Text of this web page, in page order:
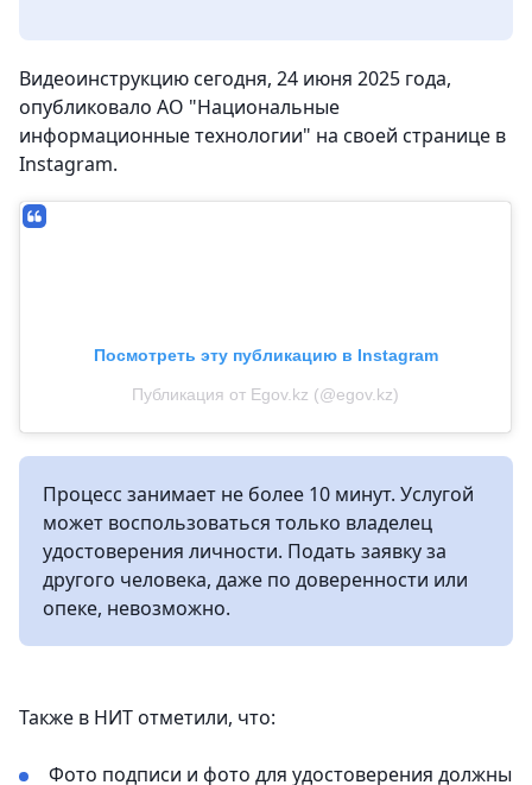
Видеоинструкцию сегодня, 24 июня 2025 года,
опубликовало АО "Национальные
информационные технологии" на своей странице в
Instagram.
Посмотреть эту публикацию в Instagram
Публикация от Egov.kz (@egov.kz)
Процесс занимает не более 10 минут. Услугой
может воспользоваться только владелец
удостоверения личности. Подать заявку за
другого человека, даже по доверенности или
опеке, невозможно.
Также в НИТ отметили, что:
Фото подписи и фото для удостоверения должны